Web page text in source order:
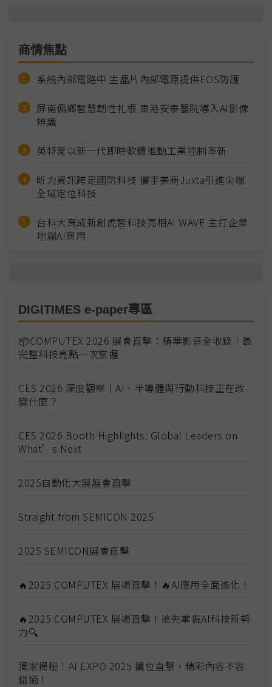
商情焦點
系統內部電路中 主晶片內部電源提供EOS防護
屏南偏鄉智慧韌性扎根 東港安泰醫院導入AI影像
辨識
英特蒙以新一代即時軟體推動工業控制革新
昕力資訊跨足國防科技 攜手美商Juxta引進尖端
全域定位科技
台科大育成新創虎智科技亮相AI WAVE 主打企業
地端AI商用
DIGITIMES e-paper專區
📦COMPUTEX 2026 展會直擊：精華影音全收錄！最
完整科技亮點一次掌握
CES 2026 深度觀察｜AI、半導體與行動科技正在改
變什麼？
CES 2026 Booth Highlights: Global Leaders on
What’s Next
2025自動化大展展會直擊
Straight from SEMICON 2025
2025 SEMICON展會直擊
🔥2025 COMPUTEX 展場直擊！🔥AI應用全面進化！
🔥2025 COMPUTEX 展場直擊！搶先掌握AI科技新勢
力🔍
獨家揭秘！AI EXPO 2025 攤位直擊，精彩內容不容
錯過！